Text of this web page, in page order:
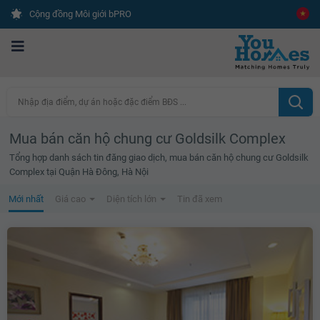
Cộng đồng Môi giới bPRO
Nhập địa điểm, dự án hoặc đặc điểm BĐS ...
Mua bán căn hộ chung cư Goldsilk Complex
Tổng hợp danh sách tin đăng giao dịch, mua bán căn hộ chung cư Goldsilk
Complex tại Quận Hà Đông, Hà Nội
Mới nhất Giá cao Diện tích lớn Tin đã xem